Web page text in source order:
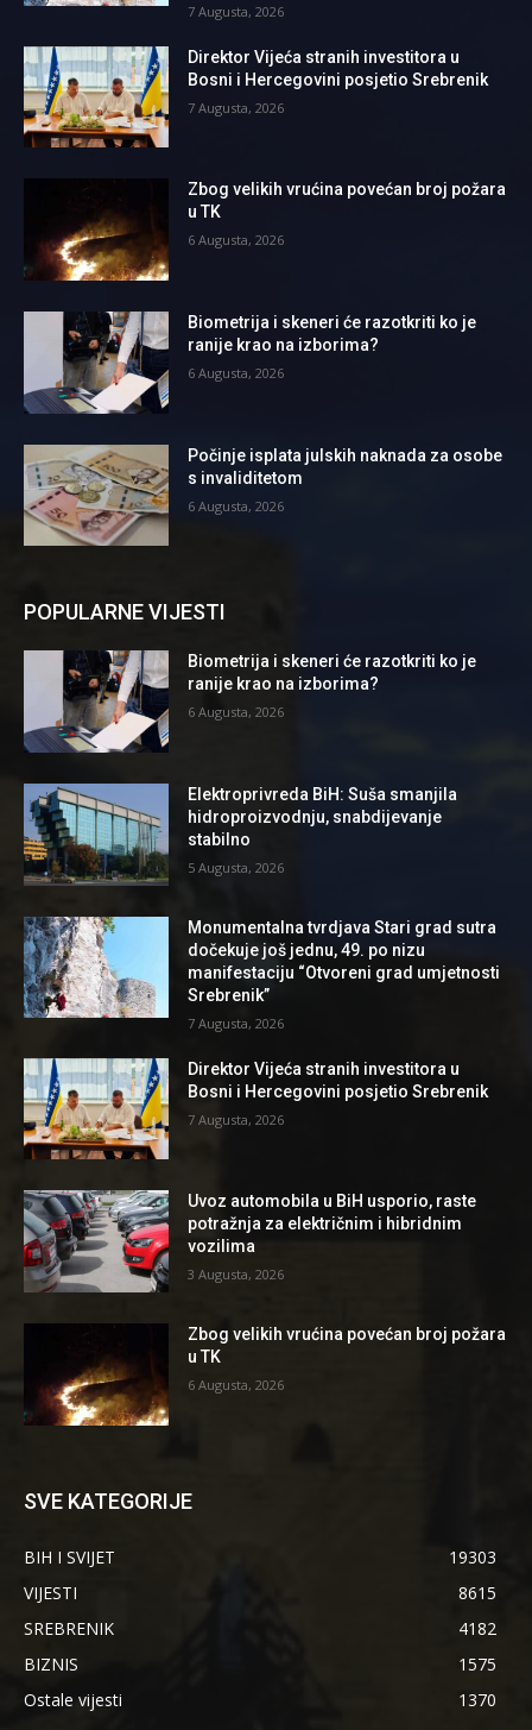
7 Augusta, 2026
Direktor Vijeća stranih investitora u
Bosni i Hercegovini posjetio Srebrenik
7 Augusta, 2026
Zbog velikih vrućina povećan broj požara
u TK
6 Augusta, 2026
Biometrija i skeneri će razotkriti ko je
ranije krao na izborima?
6 Augusta, 2026
Počinje isplata julskih naknada za osobe
s invaliditetom
6 Augusta, 2026
POPULARNE VIJESTI
Biometrija i skeneri će razotkriti ko je
ranije krao na izborima?
6 Augusta, 2026
Elektroprivreda BiH: Suša smanjila
hidroproizvodnju, snabdijevanje
stabilno
5 Augusta, 2026
Monumentalna tvrdjava Stari grad sutra
dočekuje još jednu, 49. po nizu
manifestaciju “Otvoreni grad umjetnosti
Srebrenik”
7 Augusta, 2026
Direktor Vijeća stranih investitora u
Bosni i Hercegovini posjetio Srebrenik
7 Augusta, 2026
Uvoz automobila u BiH usporio, raste
potražnja za električnim i hibridnim
vozilima
3 Augusta, 2026
Zbog velikih vrućina povećan broj požara
u TK
6 Augusta, 2026
SVE KATEGORIJE
BIH I SVIJET
19303
VIJESTI
8615
SREBRENIK
4182
BIZNIS
1575
Ostale vijesti
1370